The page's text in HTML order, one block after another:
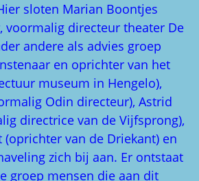
sloten Marian Boontjes
voormalig directeur theater De
andere als advies groep
en oprichter van het
museum in Hengelo),
Odin directeur), Astrid
directrice van de Vijfsprong),
van de Driekant) en
zich bij aan. Er ontstaat
groep mensen die aan dit